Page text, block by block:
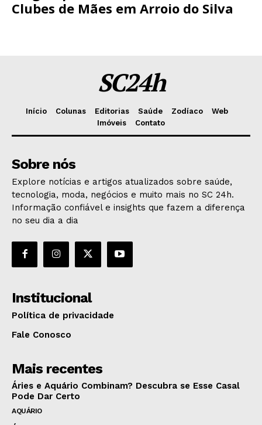
Clubes de Mães em Arroio do Silva
SC24h
Início Colunas Editorias Saúde Zodíaco
Web
Imóveis
Contato
Sobre nós
Explore notícias e artigos atualizados sobre saúde,
tecnologia, moda, negócios e muito mais no SC 24h.
Informação confiável e insights que fazem a diferença
no seu dia a dia
Institucional
Política de privacidade
Fale Conosco
Mais recentes
Áries e Aquário Combinam? Descubra se Esse Casal
Pode Dar Certo
AQUÁRIO